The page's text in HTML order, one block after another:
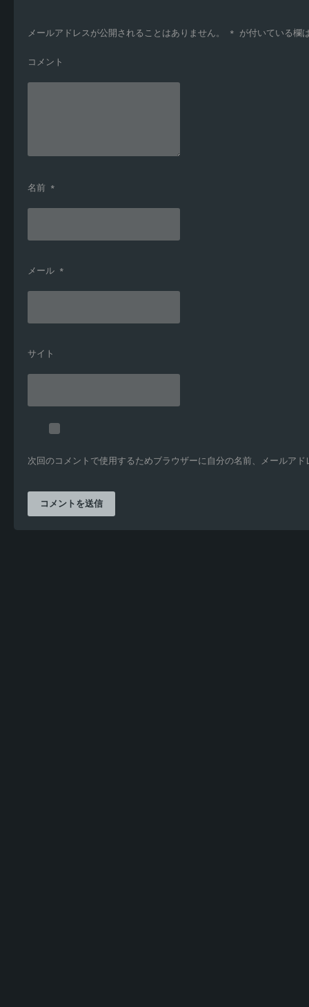
メールアドレスが公開されることはありません。 * が付いている欄
コメント
名前 *
メール *
サイト
次回のコメントで使用するためブラウザーに自分の名前、メールア